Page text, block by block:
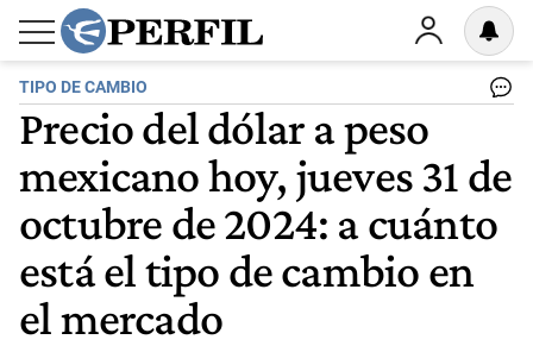
TIPO DE CAMBIO
Precio del dólar a peso
mexicano hoy, jueves 31 de
octubre de 2024: a cuánto
está el tipo de cambio en
el mercado